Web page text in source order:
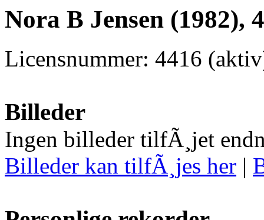
Nora B Jensen (1982),
Licensnummer: 4416
Billeder
Ingen billeder tilfÃ¸jet
Billeder kan tilfÃ¸jes her |